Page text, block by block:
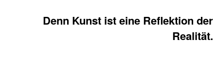
Denn Kunst ist eine Reflektion der
Realität.